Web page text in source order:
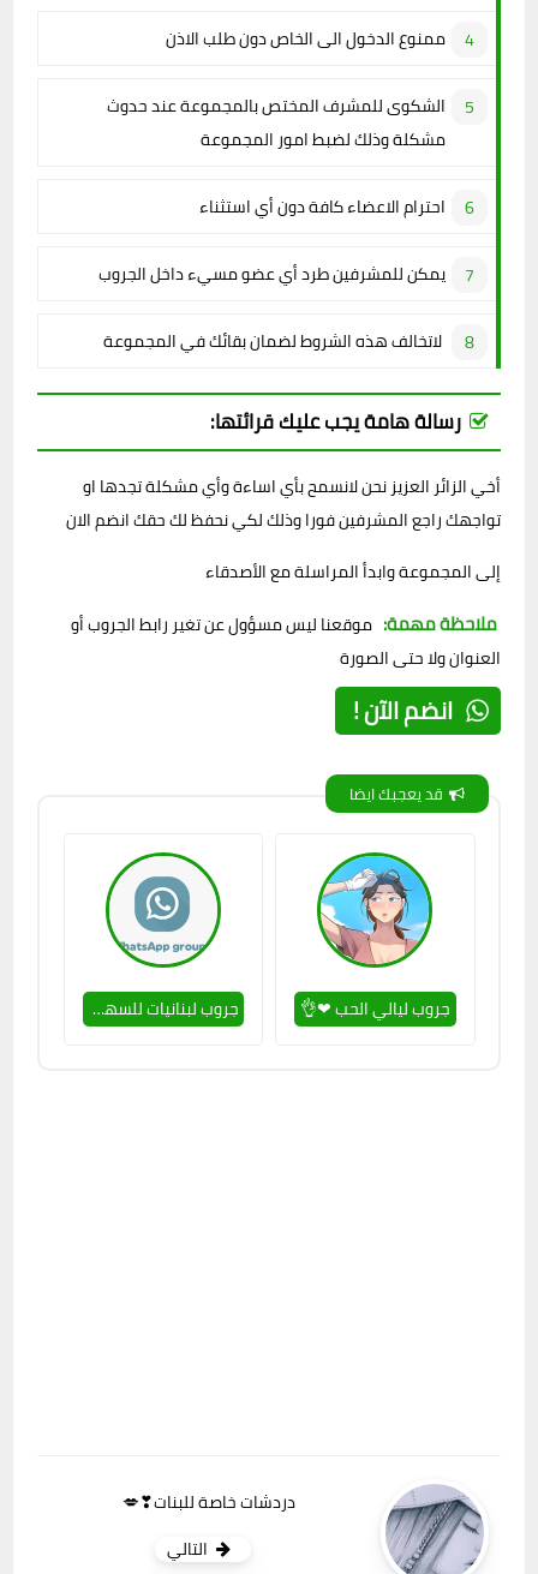
ممنوع الدخول الى الخاص دون طلب الاذن
الشكوى للمشرف المختص بالمجموعة عند حدوث
مشكلة وذلك لضبط امور المجموعة
احترام الاعضاء كافة دون أي استثناء
يمكن للمشرفين طرد أي عضو مسيء داخل الجروب
لاتخالف هذه الشروط لضمان بقائك في المجموعة
رسالة هامة يجب عليك قرائتها:
أخي الزائر العزيز نحن لانسمح بأي اساءة وأي مشكلة تجدها او
تواجهك راجع المشرفين فورا وذلك لكي نحفظ لك حقك انضم الان
إلى المجموعة وابدأ المراسلة مع الأصدقاء
ملاحظة مهمة: موقعنا ليس مسؤول عن تغير رابط الجروب أو
العنوان ولا حتى الصورة
انضم الآن !
قد يعجبك ايضا
جروب ليالي الحب ❤👌 جروب لبنانيات للسهر 🔥😊
دردشات خاصة للبنات❣💋
التالي